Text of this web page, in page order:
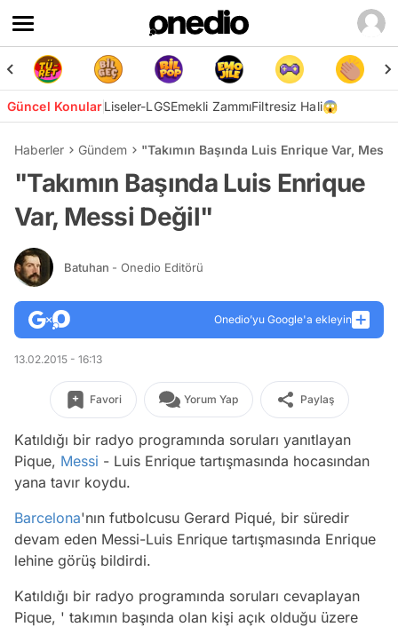
Güncel KonularLiseler-LGSEmekli ZammıFiltresiz Hali😱
Haberler Gündem "Takımın Başında Luis Enrique Var,
"Takımın Başında Luis Enrique
Var, Messi Değil"
Batuhan - Onedio Editörü
Onedio’yu Google'a ekleyin
13.02.2015 - 16:13
Favori Yorum Yap Paylaş
Katıldığı bir radyo programında soruları yanıtlayan
Pique, Messi - Luis Enrique tartışmasında hocasından
yana tavır koydu.
Barcelona'nın futbolcusu Gerard Piqué, bir süredir
devam eden Messi-Luis Enrique tartışmasında Enrique
lehine görüş bildirdi.
Katıldığı bir radyo programında soruları cevaplayan
Pique, ' takımın başında olan kişi açık olduğu üzere